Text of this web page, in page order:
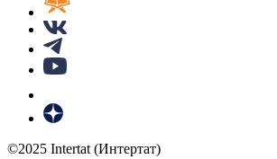
©2025 Intertat (Интертат)